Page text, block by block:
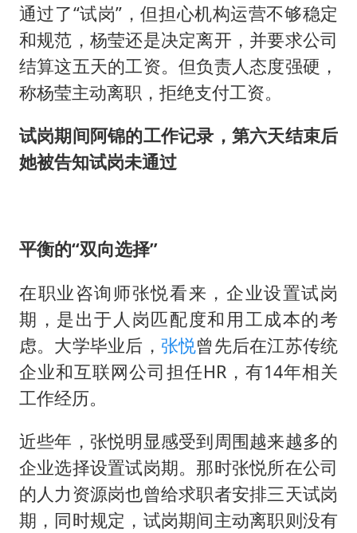
通过了“试岗”，但担心机构运营不够稳定
和规范，杨莹还是决定离开，并要求公司
结算这五天的工资。但负责人态度强硬，
称杨莹主动离职，拒绝支付工资。
试岗期间阿锦的工作记录，第六天结束后
她被告知试岗未通过
平衡的“双向选择”
在职业咨询师张悦看来，企业设置试岗
期，是出于人岗匹配度和用工成本的考
虑。大学毕业后， 张悦曾先后在江苏传统
企业和互联网公司担任HR，有14年相关
工作经历。
近些年，张悦明显感受到周围越来越多的
企业选择设置试岗期。那时张悦所在公司
的人力资源岗也曾给求职者安排三天试岗
期，同时规定，试岗期间主动离职则没有